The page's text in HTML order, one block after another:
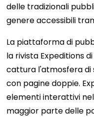
delle tradizionali
genere accessibili
La piattaforma di
la rivista Expeditions
cattura l'atmosfera di
con pagine doppie.
elementi interattivi
maggior parte delle